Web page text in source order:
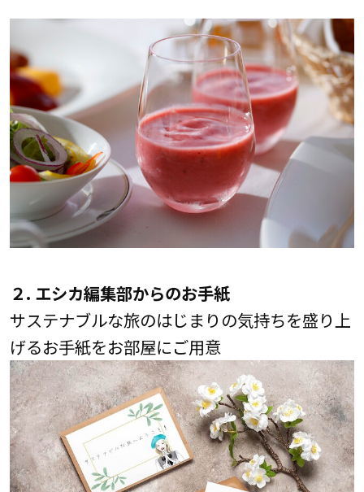
２. エシカ編集部からのお手紙
サステナブルな旅のはじまりの気持ちを盛り上
げるお手紙をお部屋にご用意